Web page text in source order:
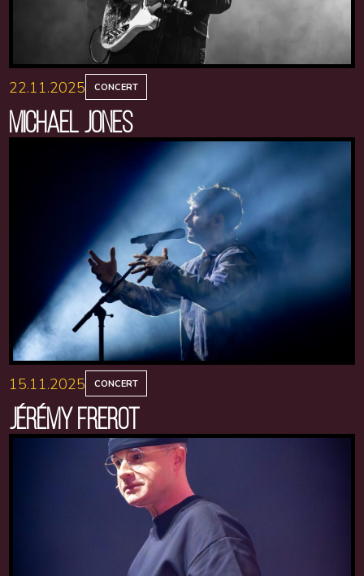
22.11.2025 CONCERT
MICHAEL JONES
15.11.2025 CONCERT
JÉRÉMY FREROT